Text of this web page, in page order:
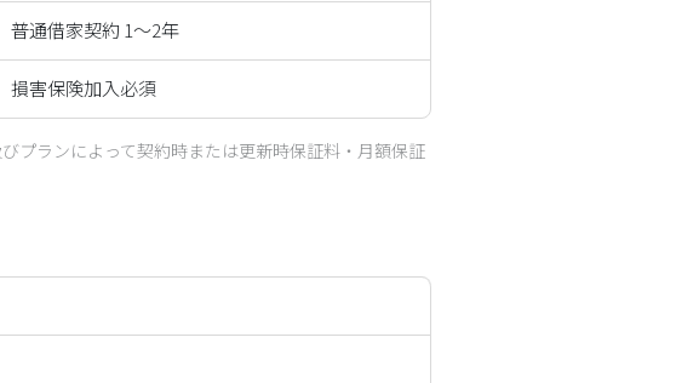
普通借家契約 1～2年
損害保険加入必須
プランによって契約時または更新時保証料・月額保証